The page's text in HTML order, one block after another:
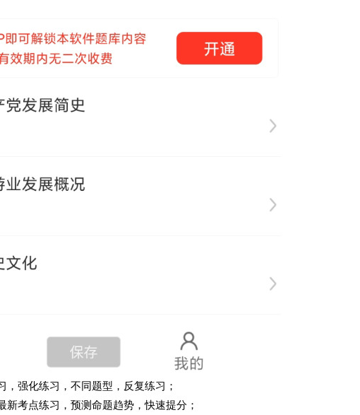
，强化练习，不同题型，反复练习；
新考点练习，预测命题趋势，快速提分；